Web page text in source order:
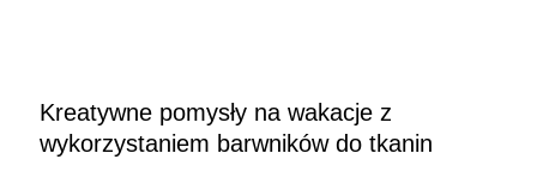
Kreatywne pomysły na wakacje z
wykorzystaniem barwników do tkanin